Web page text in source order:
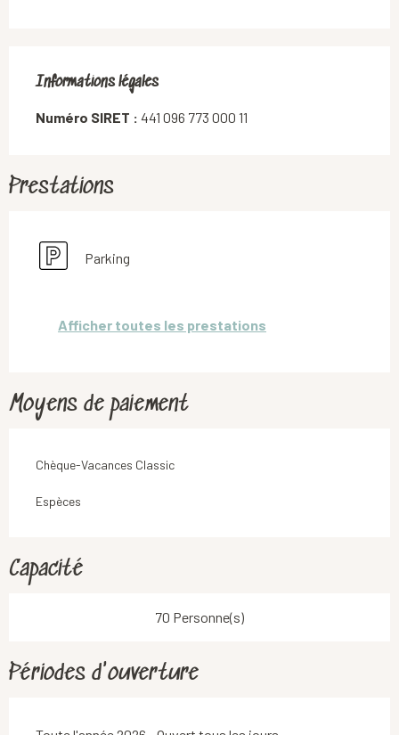
Informations légales
Informations légales
Numéro SIRET : 441 096 773 000 11
Prestations
Parking
Afficher toutes les prestations
Moyens de paiement
Chèque-Vacances Classic
Espèces
Capacité
70 Personne(s)
Périodes d'ouverture